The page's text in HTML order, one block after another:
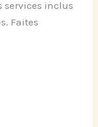
services inclus
Faites